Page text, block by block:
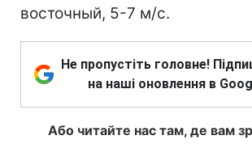
восточный, 5-7 м/с.
Не пропустіть головне!
на наші оновлення в
Або читайте нас там, де вам